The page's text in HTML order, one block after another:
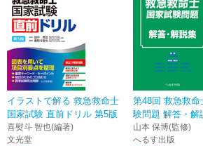
イラストで解る 救急救命士
国家試験 直前ドリル 第5版
喜熨斗 智也(編著)
文光堂
第48回 救急救命
験問題 解答・解
山本 保博(監修)
へるす出版